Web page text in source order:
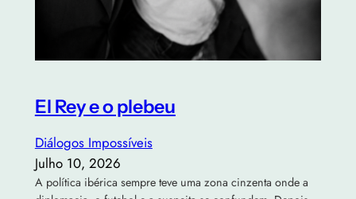
El Rey e o plebeu
Diálogos Impossíveis
Julho 10, 2026
A política ibérica sempre teve uma zona cinzenta onde a